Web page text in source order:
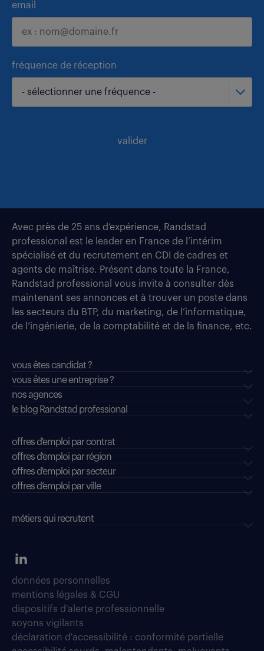
email
fréquence de réception
- sélectionner une fréquence -
valider
Avec près de 25 ans d’expérience, Randstad
professional est le leader en France de l’intérim
spécialisé et du recrutement en CDI de cadres et
agents de maîtrise. Présent dans toute la France,
Randstad professional vous invite à consulter dès
maintenant ses annonces et à trouver un poste dans
les secteurs du BTP, du marketing, de l’informatique,
de l’ingénierie, de la comptabilité et de la finance, etc.
vous êtes candidat ?
vous êtes une entreprise ?
nos agences
le blog Randstad professional
offres d'emploi par contrat
offres d'emploi par région
offres d'emploi par secteur
offres d’emploi par ville
métiers qui recrutent
données personnelles
mentions légales & CGU
dispositifs d'alerte professionnelle
soyons vigilants
déclaration d'accessibilité : conformité partielle